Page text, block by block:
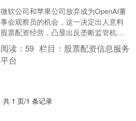
微软公司和苹果公司放弃成为OpenAI董
事会观察员的机会，这一决定出人意料
股票配资经营，凸显出反垄断监管机构
对科技巨头在人工智能（AI）领域影响力
方面的监管加强....
阅读： 59 栏目： 股票配资信息服务
平台
共 1 页/1 条记录